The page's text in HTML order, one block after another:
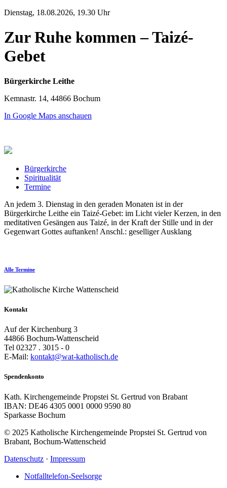
Dienstag, 18.08.2026, 19.30 Uhr
Zur Ruhe kommen – Taizé-
Gebet
Bürgerkirche Leithe
Kemnastr. 14, 44866 Bochum
In Google Maps anschauen
Bürgerkirche
Spiritualität
Termine
An jedem 3. Dienstag in den geraden Monaten ist in der
Bürgerkirche Leithe ein Taizé-Gebet: im Licht vieler Kerzen, in den
meditativen Gesängen aus Taizé, in der Kraft der Stille und in der
Gegenwart Gottes auftanken! Anschl.: geselliger Ausklang
Alle Termine
Kontakt
Auf der Kirchenburg 3
44866 Bochum-Wattenscheid
Tel 02327 . 3015 - 0
E-Mail: kontakt@wat-katholisch.de
Spendenkonto
Kath. Kirchengemeinde Propstei St. Gertrud von Brabant
IBAN: DE46 4305 0001 0000 9590 80
Sparkasse Bochum
© 2025 Katholische Kirchengemeinde Propstei St. Gertrud von
Brabant, Bochum-Wattenscheid
Datenschutz · Impressum
Notfalltelefon-Seelsorge